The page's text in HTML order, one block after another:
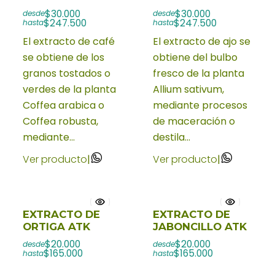
desde$30.000
hasta$247.500
El extracto de café
se obtiene de los
granos tostados o
verdes de la planta
Coffea arabica o
Coffea robusta,
mediante...
Ver producto|
desde$30.000
hasta$247.500
El extracto de ajo se
obtiene del bulbo
fresco de la planta
Allium sativum,
mediante procesos
de maceración o
destila...
Ver producto|
EXTRACTO DE
ORTIGA ATK
desde$20.000
hasta$165.000
EXTRACTO DE
JABONCILLO ATK
desde$20.000
hasta$165.000